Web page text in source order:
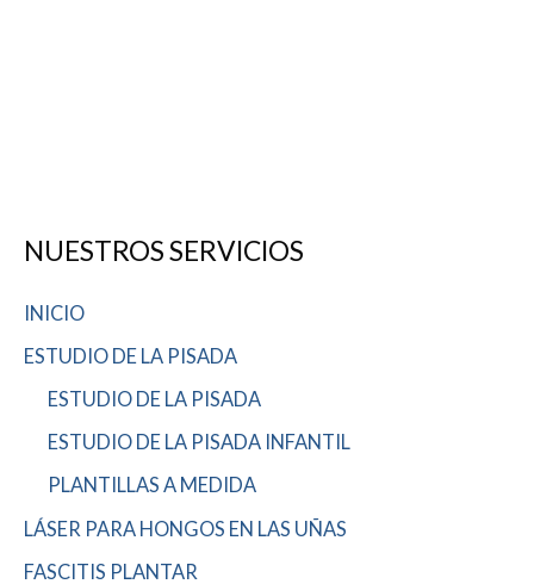
NUESTROS SERVICIOS
INICIO
ESTUDIO DE LA PISADA
ESTUDIO DE LA PISADA
ESTUDIO DE LA PISADA INFANTIL
PLANTILLAS A MEDIDA
LÁSER PARA HONGOS EN LAS UÑAS
FASCITIS PLANTAR